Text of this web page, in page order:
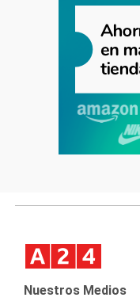
Nuestros Medios